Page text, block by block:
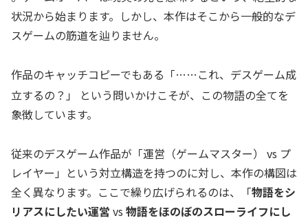
状況から始まります。しかし、本作はそこから一般的なデ
スゲームの筋道を辿りません。
作品のキャッチコピーでもある「……これ、デスゲーム成
立するの？」
という問いかけこそが、この物語の全てを
象徴しています。
従来のデスゲーム作品が「運営（ゲームマスター） vs プ
レイヤー」という対立構造を持つのに対し、本作の構図は
全く異なります。ここで繰り広げられるのは、「物語をシ
リアスにしたい運営 vs 物語をほのぼのスローライフにし